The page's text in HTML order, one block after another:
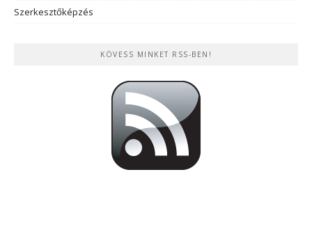
Szerkesztőképzés
KÖVESS MINKET RSS-BEN!